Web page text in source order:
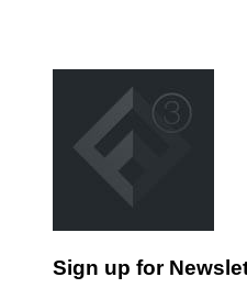
Sign up for